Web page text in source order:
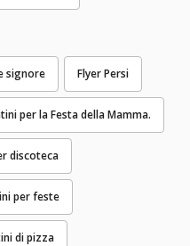
signore Flyer Persi
per la Festa della Mamma.
discoteca
per feste
di pizza